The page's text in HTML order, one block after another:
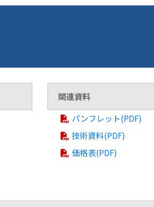
関連資料
パンフレット(PDF)
技術資料(PDF)
価格表(PDF)